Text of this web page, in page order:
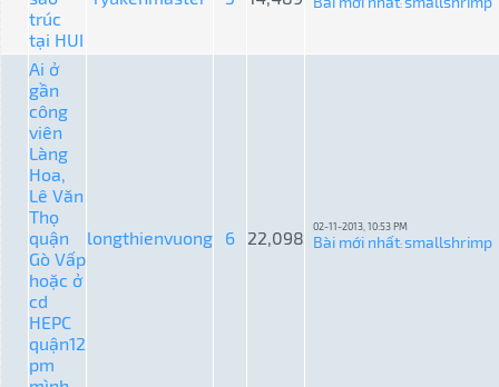
trúc
tại HUI
:
Ai ở
gần
công
viên
Làng
Hoa,
Lê Văn
Thọ
quận
Gò Vấp
hoặc ở
cd
HEPC
quận12
pm
longthienvuong 6 22,098
02-11-2013, 10:53 PM
Bài mới nhất:smallshrimp